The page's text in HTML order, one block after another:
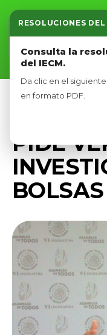
RESOLUCIONES
Consulta la
del IECM.
Da clic en el
en formato PDF.
Inicio
Nosotros
Afíliate
PIDE